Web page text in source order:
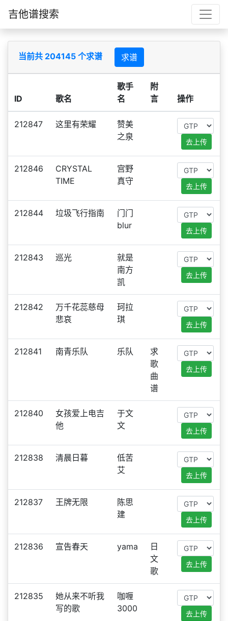
吉他谱搜索
当前共 204145 个求谱 求谱
ID 歌名
歌手
名
附
言
操作
212847 这里有荣耀
赞美
之泉
去上传
212846
CRYSTAL
TIME
宫野
真守
去上传
212844 垃圾飞行指南
门门
blur
去上传
212843 巡光
就是
南方
凯
去上传
212842
万千花蕊慈母
悲哀
珂拉
琪
去上传
212841 南青乐队 乐队
求
歌
曲
谱
去上传
212840
女孩爱上电吉
他
于文
文
去上传
212838 清晨日暮
低苦
艾
去上传
212837 王牌无限
陈思
建
去上传
212836 宣告春天 yama
日
文
歌
去上传
212835
她从来不听我
写的歌
咖喱
3000
去上传